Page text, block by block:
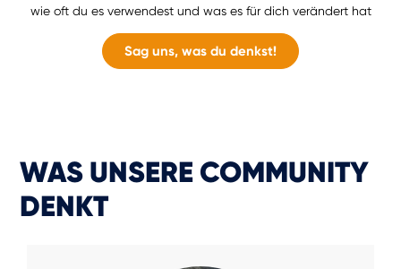
wie oft du es verwendest und was es für dich verändert hat
Sag uns, was du denkst!
WAS UNSERE COMMUNITY
DENKT